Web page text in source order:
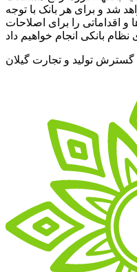
شد و برای هر بانک با توجه
اقداماتی را برای اصلاحات
گسترش تولید و تجارت گیلان